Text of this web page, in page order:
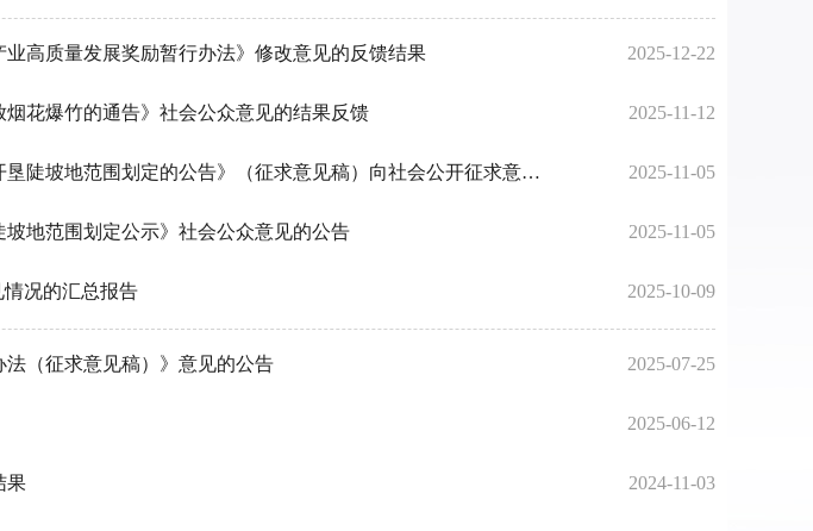
2025-12-22
高质量发展奖励暂行办法》修改意见的反馈结果
2025-11-12
花爆竹的通告》社会公众意见的结果反馈
2025-11-05
关于《城步苗族自治县人民政府关于禁止开垦陡坡地范围划定的公告》（征求意见稿）向社会公开征求意见的公告的反馈结果
2025-11-05
地范围划定公示》社会公众意见的公告
2025-10-09
情况的汇总报告
2025-07-25
（征求意见稿）》意见的公告
2025-06-12
2024-11-03
果